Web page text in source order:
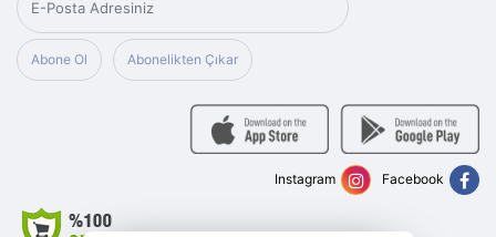
Abone Ol Abonelikten Çıkar
Facebook
Instagram